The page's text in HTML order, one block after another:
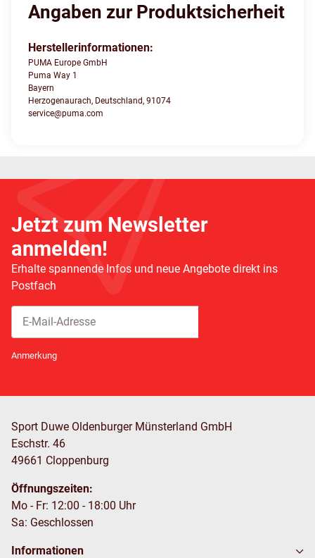
Angaben zur Produktsicherheit
Herstellerinformationen:
PUMA Europe GmbH
Puma Way 1
Bayern
Herzogenaurach, Deutschland, 91074
service@puma.com
Jetzt zum Newsletter
anmelden!
Erhalte spannende Infos und neue Angebote direkt ins
Postfach
Anmerkung
Sport Duwe Oldenburger Münsterland GmbH
Eschstr. 46
49661 Cloppenburg
Öffnungszeiten:
Mo - Fr: 12:00 - 18:00 Uhr
Sa: Geschlossen
Informationen